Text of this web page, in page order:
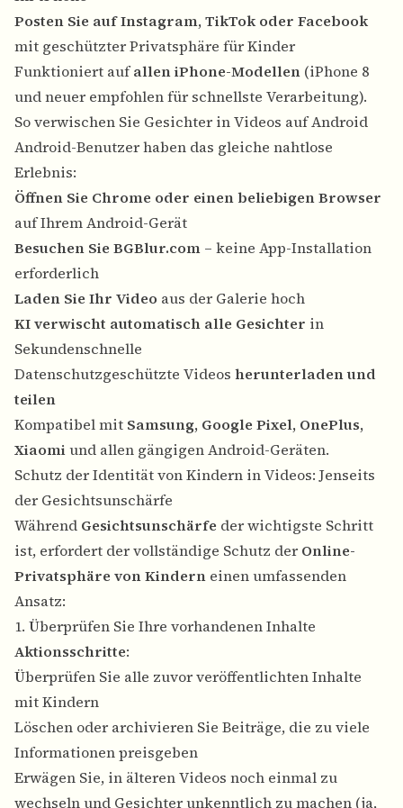
Posten Sie auf Instagram, TikTok oder Facebook
mit geschützter Privatsphäre für Kinder
Funktioniert aufallen iPhone-Modellen (iPhone 8
und neuer empfohlen für schnellste Verarbeitung).
So verwischen Sie Gesichter in Videos auf Android
Android-Benutzer haben das gleiche nahtlose
Erlebnis:
Öffnen Sie Chrome oder einen beliebigen Browser
auf Ihrem Android-Gerät
Besuchen Sie BGBlur.com – keine App-Installation
erforderlich
Laden Sie Ihr Video aus der Galerie hoch
KI verwischt automatisch alle Gesichter in
Sekundenschnelle
Datenschutzgeschützte Videos herunterladen und
teilen
Kompatibel mit Samsung, Google Pixel, OnePlus,
Xiaomiund allen gängigen Android-Geräten.
Schutz der Identität von Kindern in Videos: Jenseits
der Gesichtsunschärfe
Während Gesichtsunschärfe der wichtigste Schritt
ist, erfordert der vollständige Schutz der Online-
Privatsphäre von Kindern einen umfassenden
Ansatz:
1. Überprüfen Sie Ihre vorhandenen Inhalte
Aktionsschritte:
Überprüfen Sie alle zuvor veröffentlichten Inhalte
mit Kindern
Löschen oder archivieren Sie Beiträge, die zu viele
Informationen preisgeben
Erwägen Sie, in älteren Videos noch einmal zu
wechseln und Gesichter unkenntlich zu machen (ja,